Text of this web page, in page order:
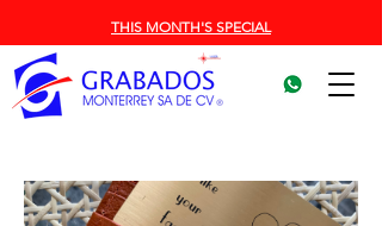
THIS MONTH'S SPECIAL